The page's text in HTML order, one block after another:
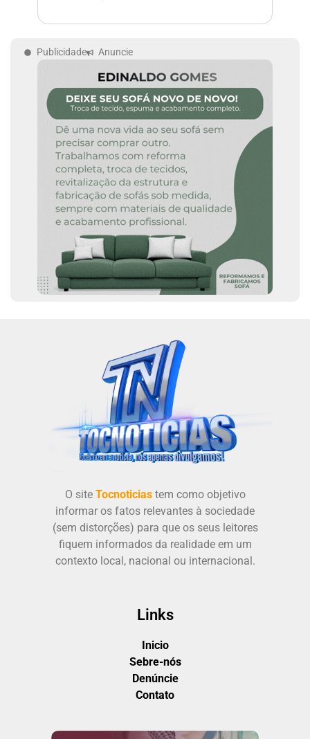
Publicidade Anuncie
O site Tocnoticiastem como objetivo
informar os fatos relevantes à sociedade
(sem distorções) para que os seus leitores
fiquem informados da realidade em um
contexto local, nacional ou internacional.
Links
Inicio
Sebre-nós
Denúncie
Contato